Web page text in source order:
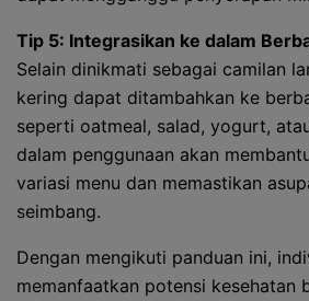
Tip 5: Integrasikan ke dalam
Selain dinikmati sebagai camilan
kering dapat ditambahkan ke
seperti oatmeal, salad, yogurt,
dalam penggunaan akan
variasi menu dan memastikan
seimbang.
Dengan mengikuti panduan ini,
memanfaatkan potensi kesehatan